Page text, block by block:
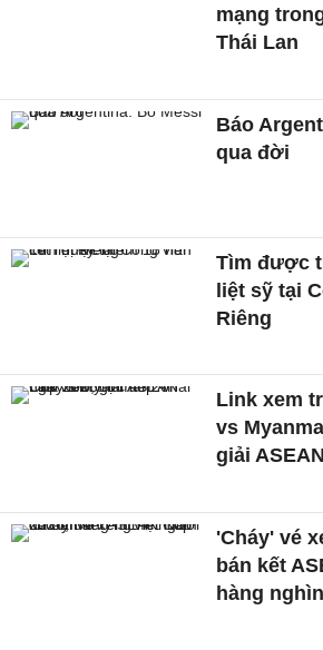
mạng
Thái Lan
Báo
qua đời
Tìm được
liệt sỹ tại
Riêng
Link xem
vs
giải
'Cháy' vé
bán kết
hàng